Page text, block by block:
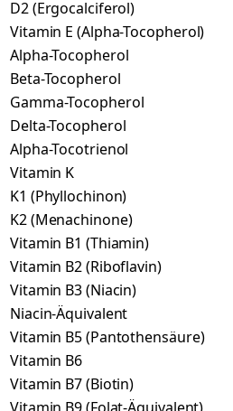
D2 (Ergocalciferol)
Vitamin E (Alpha-Tocopherol)
Alpha-Tocopherol
Beta-Tocopherol
Gamma-Tocopherol
Delta-Tocopherol
Alpha-Tocotrienol
Vitamin K
K1 (Phyllochinon)
K2 (Menachinone)
Vitamin B1 (Thiamin)
Vitamin B2 (Riboflavin)
Vitamin B3 (Niacin)
Niacin-Äquivalent
Vitamin B5 (Pantothensäure)
Vitamin B6
Vitamin B7 (Biotin)